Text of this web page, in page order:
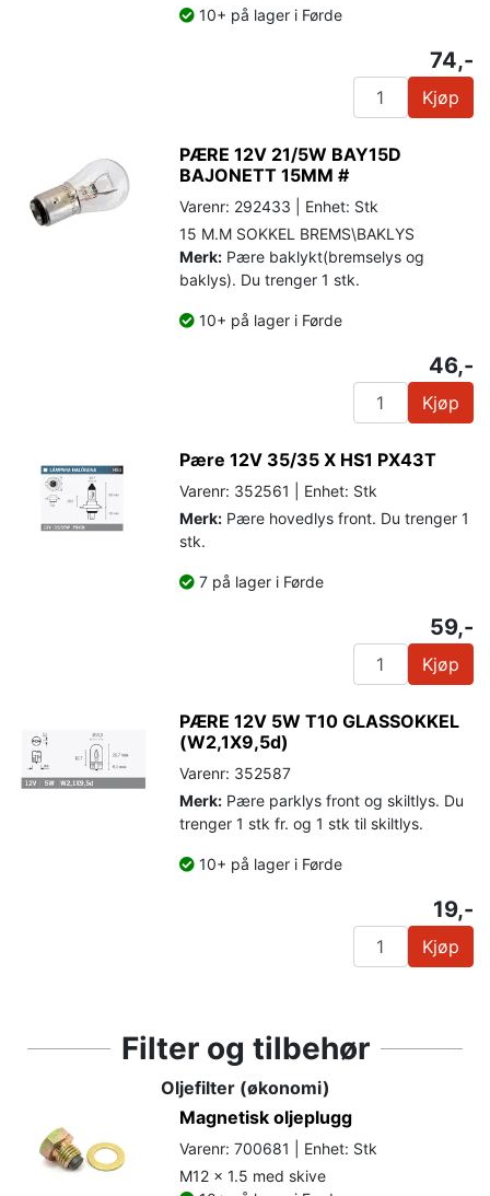
10+ på lager i Førde
74,-
Kjøp
PÆRE 12V 21/5W BAY15D
BAJONETT 15MM #
Varenr: 292433 | Enhet: Stk
15 M.M SOKKEL BREMS\BAKLYS
Merk: Pære baklykt(bremselys og
baklys). Du trenger 1 stk.
10+ på lager i Førde
46,-
Kjøp
Pære 12V 35/35 X HS1 PX43T
Varenr: 352561 | Enhet: Stk
Merk: Pære hovedlys front. Du trenger 1
stk.
7 på lager i Førde
59,-
Kjøp
PÆRE 12V 5W T10 GLASSOKKEL
(W2,1X9,5d)
Varenr: 352587
Merk: Pære parklys front og skiltlys. Du
trenger 1 stk fr. og 1 stk til skiltlys.
10+ på lager i Førde
19,-
Kjøp
Filter og tilbehør
Oljefilter (økonomi)
Magnetisk oljeplugg
Varenr: 700681 | Enhet: Stk
M12 x 1.5 med skive